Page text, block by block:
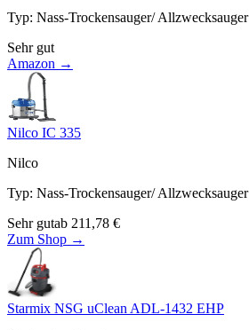
Typ: Nass-Trockensauger/ Allzwecksauger
Sehr gut
Amazon →
Nilco IC 335
Nilco
Typ: Nass-Trockensauger/ Allzwecksauger
Sehr gutab 211,78 €
Zum Shop →
Starmix NSG uClean ADL-1432 EHP